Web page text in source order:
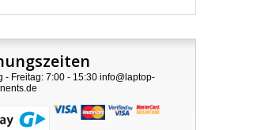
- Freitag: 7:00 - 15:30 info@laptop-